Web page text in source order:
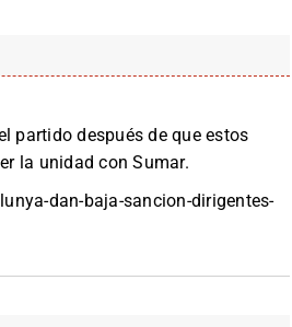
partido después de que estos
la unidad con Sumar.
dan-baja-sancion-dirigentes-